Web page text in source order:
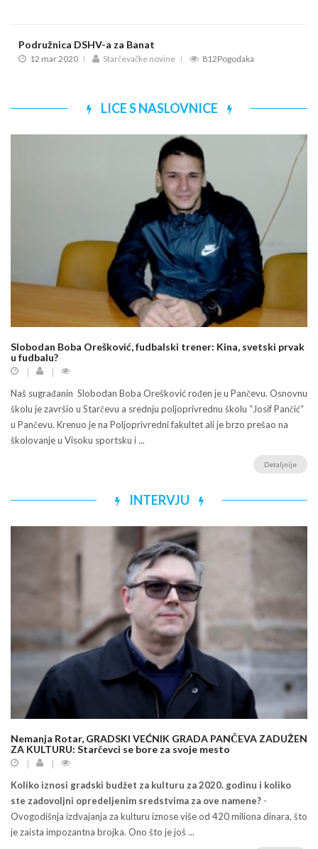
Podružnica DSHV-a za Banat
12 mar 2020 Starčevačke novine 812Pogodaka
LICE S NASLOVNICE
Slobodan Boba Orešković, fudbalski trener: Kina, svetski prvak
u fudbalu?
Naš sugrađanin Slobodan Boba Orešković rođen je u Pančevu. Osnovnu
školu je završio u Starčevu a srednju poljoprivrednu školu “Josif Pančić“
u Pančevu. Krenuo je na Poljoprivredni fakultet ali je brzo prešao na
školovanje u Visoku sportsku i ...
Detaljnije
INTERVJU
Nemanja Rotar, GRADSKI VEĆNIK GRADA PANČEVA ZADUŽEN
ZA KULTURU: Starčevci se bore za svoje mesto
Koliko iznosi gradski budžet za kulturu za 2020. godinu i koliko
ste zadovoljni opredeljenim sredstvima za ove namene? -
Ovogodišnja izdvajanja za kulturu iznose više od 420 miliona dinara, što
je zaista impozantna brojka. Ono što je još ...